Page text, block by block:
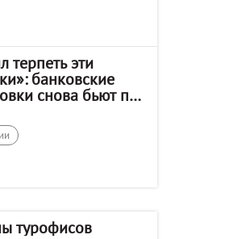
терпеть эти
банковские
снова бьют по
турофисов